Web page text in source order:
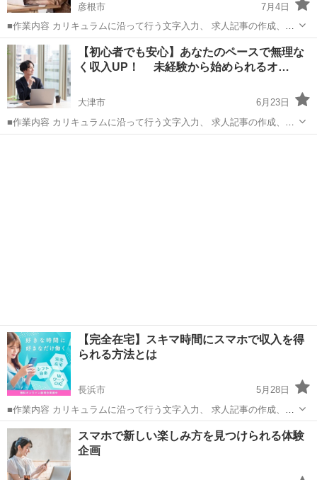
彦根市
7月4日
■作業内容 カリキュラムに沿って行う文字入力、 求人記事の作成、お
問い合わせ対応、 SNS運営などを担当していただきます。 ・未経験の
方でも安心して始められます ・作業量に応じて報 酬アップが見込めま
す ...
滋賀 彦根市 キャンペーン
【初心者でも安心】あなたのペースで無理な
く収入UP！ 未経験から始められるオ…
大津市
6月23日
■作業内容 カリキュラムに沿って行う文字入力、 求人記事の作成、お
問い合わせ対応、 SNS運営などを担当していただきます。 ・未経験の
【完全在宅】スキマ時間にスマホで収入を得
られる方法とは
長浜市
5月28日
■作業内容 カリキュラムに沿って行う文字入力、 求人記事の作成、お
問い合わせ対応、 SNS運営などを担当していただきます。 ・未経験の
方でも安心して始められます ・作業量に応じて報 酬アップが見込めま
す ...
滋賀 長浜市 キャンペーン
スマホで新しい楽しみ方を見つけられる体験
企画